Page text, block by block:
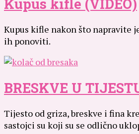
Kupus kifle (VIDEO)
Kupus kifle nakon što napravite
ih ponoviti.
BRESKVE U
Tijesto od griza, breskve i fina
sastojci su koji su se odlično